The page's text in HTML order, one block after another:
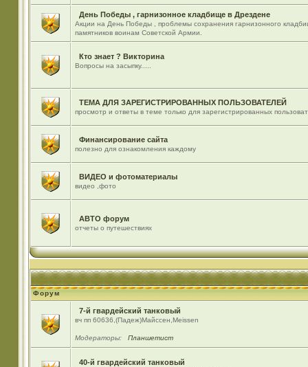
День Победы , гарнизонное кладбище в Дрездене
Акции на День Победы , проблемы сохранения гарнизонного
памятников воинам Советской Армии.
Кто знает ? Викторина
Вопросы на засыпку.....
ТЕМА ДЛЯ ЗАРЕГИСТРИРОВАННЫХ ПОЛЬЗОВАТЕЛЕЙ
просмотр и ответы в теме только для зарегистрированных
Финансирование сайта
полезно для ознакомления каждому
ВИДЕО и фотоматериалы
видео ,фото
АВТО форум
отчеты о путешествиях
Форум
7-й гвардейский танковый
вч пп 60636,(Падеж)Майсcен,Meissen
Модераторы: Планшетист
40-й гвардейский танковый